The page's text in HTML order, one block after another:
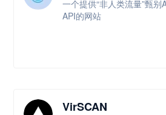
一个提供“非人类流量”甄
API的网站
VirSCAN